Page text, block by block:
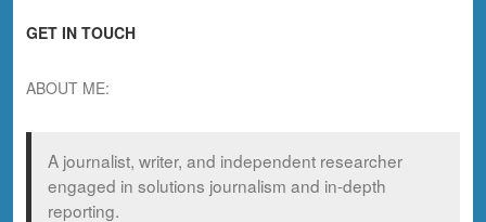
r
h
GET IN TOUCH
ABOUT ME:
A journalist, writer, and independent researcher
engaged in solutions journalism and in-depth
reporting.